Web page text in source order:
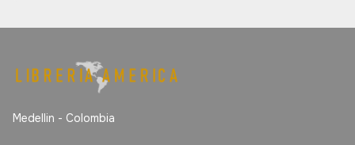
Medellin - Colombia